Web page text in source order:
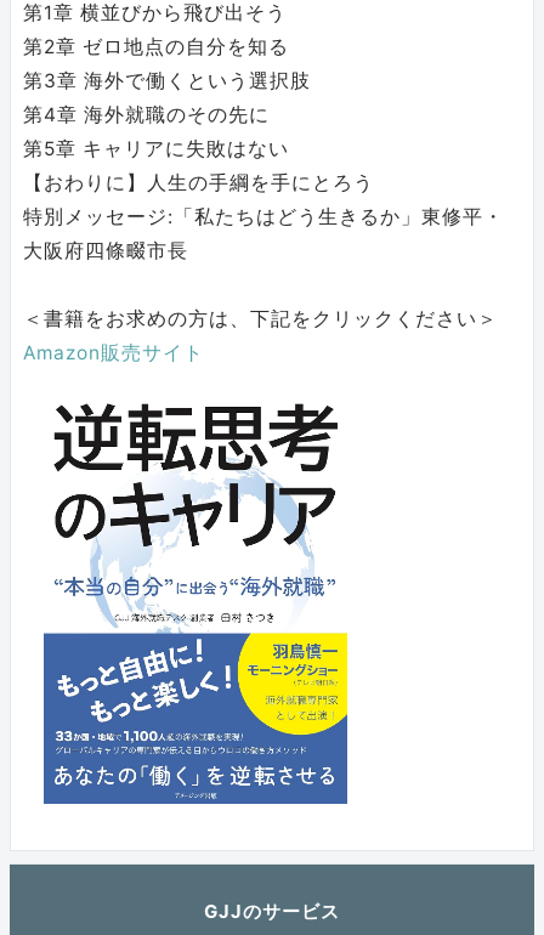
第1章 横並びから⾶び出そう
第2章 ゼロ地点の⾃分を知る
第3章 海外で働くという選択肢
第4章 海外就職のその先に
第5章 キャリアに失敗はない
【おわりに】⼈⽣の⼿綱を⼿にとろう
特別メッセージ:「私たちはどう⽣きるか」東修平・
⼤阪府四條畷市⻑
＜書籍をお求めの方は、下記をクリックください＞
Amazon販売サイト
GJJのサービス